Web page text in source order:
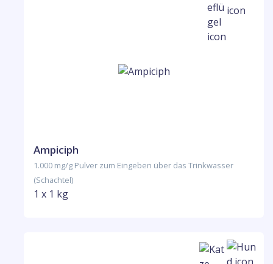
Ampiciph
1.000 mg/g Pulver zum Eingeben über das Trinkwasser
(Schachtel)
1 x 1 kg